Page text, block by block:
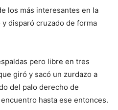
los más interesantes en la
disparó cruzado de forma
pero libre en tres
giró y sacó un zurdazo a
del palo derecho de
hasta ese entonces.